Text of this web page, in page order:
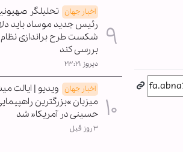
اخبار جهان تحلیلگر
رئیس جدید موساد باید
شکست طرح براندازی نظام
بررسی کند
دیروز ۲۳:۲۱
اخبار جهان ویدیو | ایالت
میزبان »بزرگترین
حسینی در آمریکا« شد
۳ روز قبل